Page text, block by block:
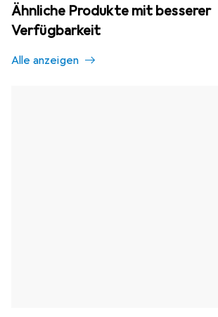
Ähnliche Produkte mit besserer
Verfügbarkeit
Alle anzeigen